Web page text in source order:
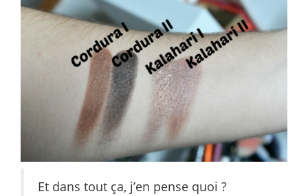
Et dans tout ça, j’en pense quoi ?